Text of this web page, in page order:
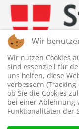
Wir
Wir nutzen Cookies
sind essenziell für
uns helfen, diese
verbessern (Tracking
ob Sie die Cookies
bei einer Ablehnung
Funktionalitäten der